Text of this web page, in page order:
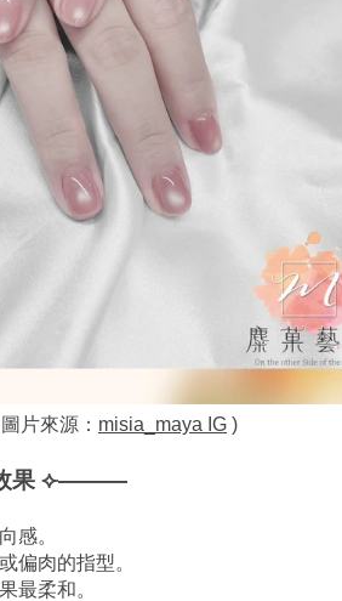
片來源： misia_maya IG )
果 ⟣———
感。
偏肉的指型。
最柔和。